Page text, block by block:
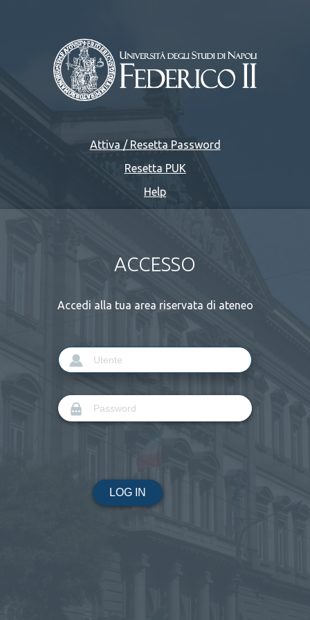
Attiva / Resetta Password
Resetta PUK
Help
ACCESSO
Accedi alla tua area riservata di ateneo